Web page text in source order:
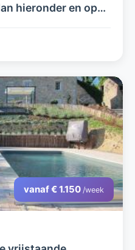
hieronder en op
vanaf € 1.150 /week